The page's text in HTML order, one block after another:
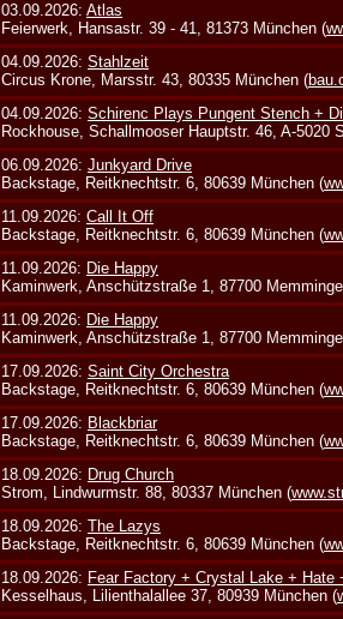
03.09.2026:Atlas
Feierwerk, Hansastr. 39 - 41, 81373 München (
04.09.2026:Stahlzeit
Circus Krone, Marsstr. 43, 80335 München (
04.09.2026:Schirenc Plays Pungent Stench +
Rockhouse, Schallmooser Hauptstr. 46, A-5020
06.09.2026:Junkyard Drive
Backstage, Reitknechtstr. 6, 80639 München (
11.09.2026:Call It Off
Backstage, Reitknechtstr. 6, 80639 München (
11.09.2026: Die Happy
Kaminwerk, Anschützstraße 1, 87700
11.09.2026: Die Happy
Kaminwerk, Anschützstraße 1, 87700
17.09.2026:Saint City Orchestra
Backstage, Reitknechtstr. 6, 80639 München (
17.09.2026: Blackbriar
Backstage, Reitknechtstr. 6, 80639 München (
18.09.2026: Drug Church
Strom, Lindwurmstr. 88, 80337 München (
18.09.2026:The Lazys
Backstage, Reitknechtstr. 6, 80639 München (
18.09.2026: Fear Factory + Crystal Lake + Hate
Kesselhaus, Lilienthalallee 37, 80939 München (